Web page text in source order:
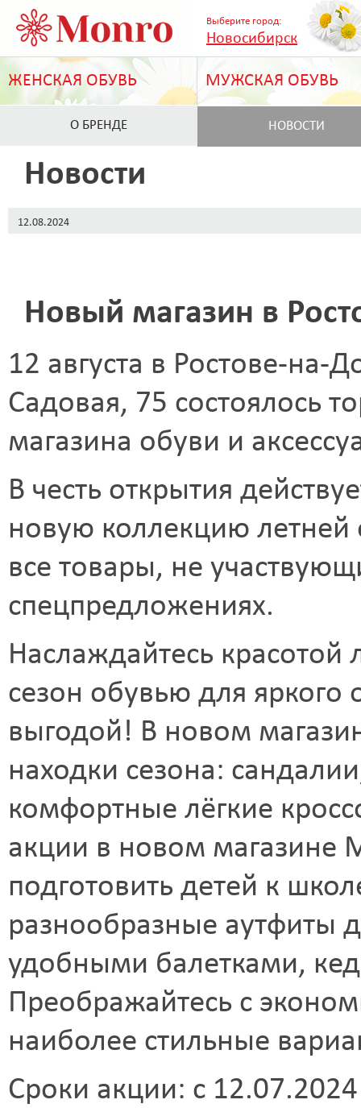
Выберите город:
Новосибирск
ЖЕНСКАЯ ОБУВЬ МУЖСКАЯ ОБУВЬ
О БРЕНДЕ НОВОСТИ
Новости
12.08.2024
Новый магазин в
12 августа в Ростове-на-
Садовая, 75 состоялось
магазина обуви и
В честь открытия
новую коллекцию летней
все товары, не
спецпредложениях.
Наслаждайтесь
сезон обувью для яркого
выгодой! В новом
находки сезона:
комфортные лёгкие
акции в новом магазине
подготовить детей к
разнообразные аутфиты
удобными балетками,
Преображайтесь с
наиболее стильные
Сроки акции: c